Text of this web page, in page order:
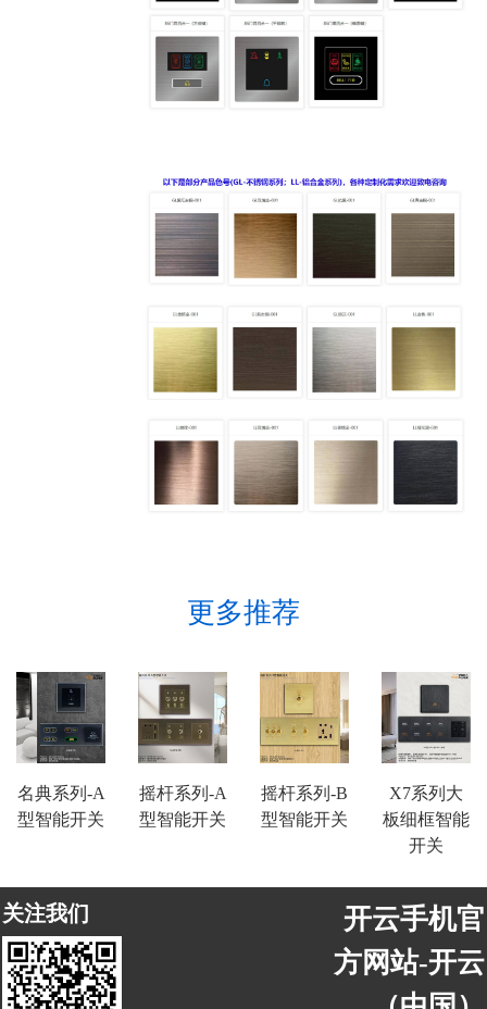
更多推荐
名典系列-A
型智能开关
摇杆系列-A
型智能开关
摇杆系列-B
型智能开关
X7系列大
板细框智能
开关
关注我们
开云手机官
方网站-开云